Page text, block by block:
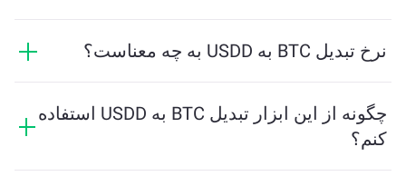
نرخ تبدیل BTC به USDD به چه معناست؟
دریافت خواهید کرد. این نرخ براساس شرایط بازار، عرضه و
تقاضا، و نقدینگی تغییر می‌کند.
چگونه از این ابزار تبدیل BTC به USDD استفاده
کنم؟